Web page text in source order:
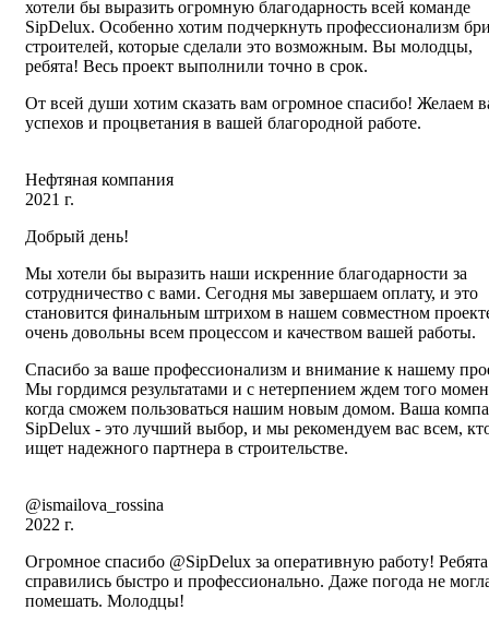
хотели бы выразить огромную благодарность всей команде
SipDelux. Особенно хотим подчеркнуть профессионализм
строителей, которые сделали это возможным. Вы молодцы,
ребята! Весь проект выполнили точно в срок.
От всей души хотим сказать вам огромное спасибо! Желаем
успехов и процветания в вашей благородной работе.
Нефтяная компания
2021 г.
Добрый день!
Мы хотели бы выразить наши искренние благодарности за
сотрудничество с вами. Сегодня мы завершаем оплату, и это
становится финальным штрихом в нашем совместном
очень довольны всем процессом и качеством вашей работы.
Спасибо за ваше профессионализм и внимание к нашему
Мы гордимся результатами и с нетерпением ждем того
когда сможем пользоваться нашим новым домом. Ваша
SipDelux - это лучший выбор, и мы рекомендуем вас всем,
ищет надежного партнера в строительстве.
@ismailova_rossina
2022 г.
Огромное спасибо @SipDelux за оперативную работу! Ребята
справились быстро и профессионально. Даже погода не
помешать. Молодцы!